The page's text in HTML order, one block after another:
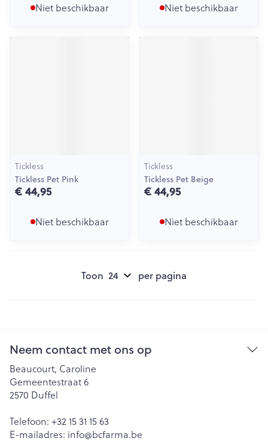
Niet beschikbaar Niet beschikbaar
Tickless
Tickless Pet Pink
€ 44,95
Niet beschikbaar
Tickless
Tickless Pet Beige
€ 44,95
Niet beschikbaar
Toon per pagina
Neem contact met ons op
Beaucourt, Caroline
Gemeentestraat 6
2570 Duffel
Telefoon: +32 15 31 15 63
E-mailadres: info@bcfarma.be